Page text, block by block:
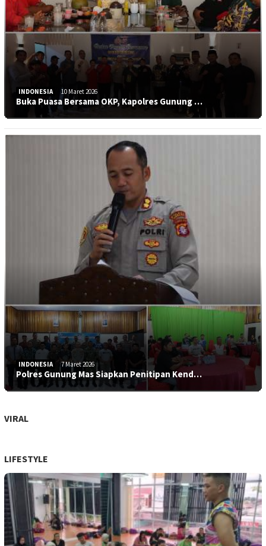
INDONESIA 10 Maret 2026
Buka Puasa Bersama OKP, Kapolres Gunung …
INDONESIA 7 Maret 2026
Polres Gunung Mas Siapkan Penitipan Kend…
VIRAL
LIFESTYLE